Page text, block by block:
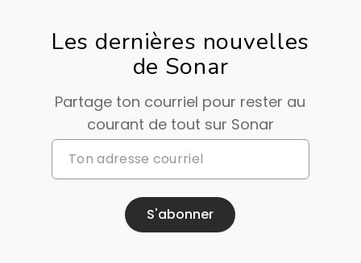
Les dernières nouvelles
de Sonar
Partage ton courriel pour rester au
courant de tout sur Sonar
S'abonner